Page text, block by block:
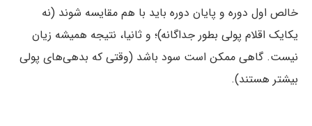
خالص اول دوره و پایان دوره باید با هم مقایسه شوند (نه
یکایک اقلام پولی بطور جداگانه)؛ و ثانیا، نتیجه همیشه زیان
نیست. گاهی ممکن است سود باشد (وقتی که بدهی‌های پولی
بیشتر هستند).